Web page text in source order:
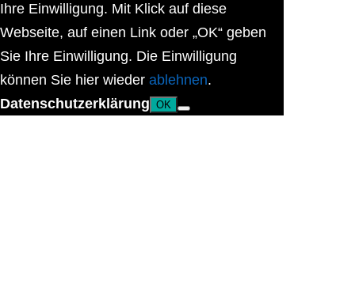
Ihre Einwilligung. Mit Klick auf diese
Webseite, auf einen Link oder „OK“ geben
Sie Ihre Einwilligung. Die Einwilligung
können Sie hier wieder ablehnen.
Datenschutzerklärung OK